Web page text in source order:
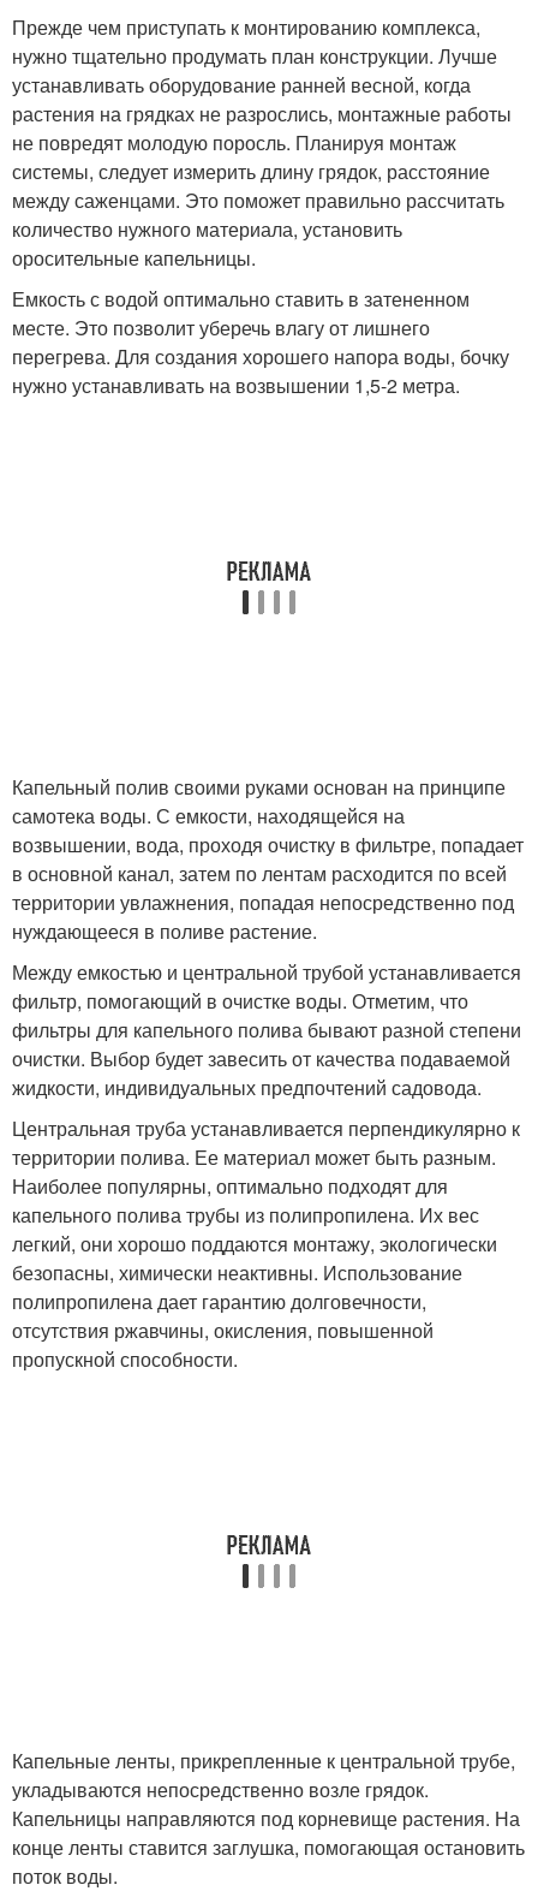
Прежде чем приступать к монтированию комплекса,
нужно тщательно продумать план конструкции. Лучше
устанавливать оборудование ранней весной, когда
растения на грядках не разрослись, монтажные работы
не повредят молодую поросль. Планируя монтаж
системы, следует измерить длину грядок, расстояние
между саженцами. Это поможет правильно рассчитать
количество нужного материала, установить
оросительные капельницы.
Емкость с водой оптимально ставить в затененном
месте. Это позволит уберечь влагу от лишнего
перегрева. Для создания хорошего напора воды, бочку
нужно устанавливать на возвышении 1,5-2 метра.
Капельный полив своими руками основан на принципе
самотека воды. С емкости, находящейся на
возвышении, вода, проходя очистку в фильтре, попадает
в основной канал, затем по лентам расходится по всей
территории увлажнения, попадая непосредственно под
нуждающееся в поливе растение.
Между емкостью и центральной трубой устанавливается
фильтр, помогающий в очистке воды. Отметим, что
фильтры для капельного полива бывают разной степени
очистки. Выбор будет завесить от качества подаваемой
жидкости, индивидуальных предпочтений садовода.
Центральная труба устанавливается перпендикулярно к
территории полива. Ее материал может быть разным.
Наиболее популярны, оптимально подходят для
капельного полива трубы из полипропилена. Их вес
легкий, они хорошо поддаются монтажу, экологически
безопасны, химически неактивны. Использование
полипропилена дает гарантию долговечности,
отсутствия ржавчины, окисления, повышенной
пропускной способности.
Капельные ленты, прикрепленные к центральной трубе,
укладываются непосредственно возле грядок.
Капельницы направляются под корневище растения. На
конце ленты ставится заглушка, помогающая остановить
поток воды.